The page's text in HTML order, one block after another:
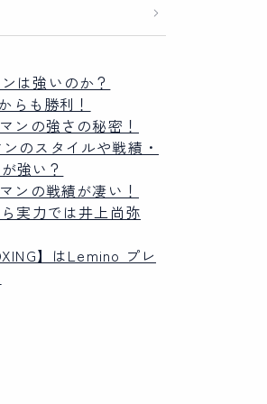
は強いのか？
らも勝利！
ンの強さの秘密！
のスタイルや戦績・
強い？
ンの戦績が凄い！
実力では井上尚弥
】はLemino プレ